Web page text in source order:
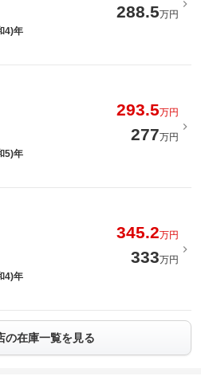
288.5万円
4)年
293.5万円
277万円
5)年
345.2万円
333万円
4)年
の在庫一覧を見る